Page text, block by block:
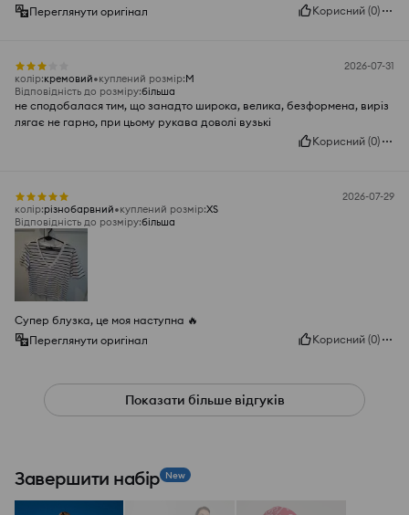
Переглянути оригінал
Корисний (0)
2026-07-31
колір:кремовий куплений розмір:M
Відповідність до розміру:більша
не сподобалася тим, що занадто широка, велика, безформена, виріз
лягає не гарно, при цьому рукава доволі вузькі
Корисний (0)
2026-07-29
колір:різнобарвний куплений розмір:XS
Відповідність до розміру:більша
Супер блузка, це моя наступна 🔥
Переглянути оригінал
Корисний (0)
Показати більше відгуків
Завершити набір New